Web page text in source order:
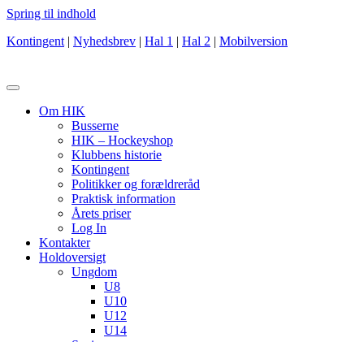
Spring til indhold
Kontingent | Nyhedsbrev | Hal 1 | Hal 2 | Mobilversion
Om HIK
Busserne
HIK – Hockeyshop
Klubbens historie
Kontingent
Politikker og forældreråd
Praktisk information
Årets priser
Log In
Kontakter
Holdoversigt
Ungdom
U8
U10
U12
U14